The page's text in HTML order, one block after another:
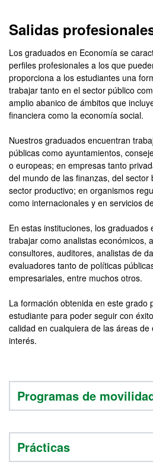
Salidas
Los graduados en Economía se
perfiles profesionales a los que
proporciona a los estudiantes una
trabajar tanto en el sector público
amplio abanico de ámbitos que
financiera como la economía social.
Nuestros graduados encuentran
públicas como ayuntamientos,
o europeas; en empresas tanto
del mundo de las finanzas, del
sector productivo; en organismos
como internacionales y en servicios
En estas instituciones, los graduados
trabajar como analistas económicos,
consultores, auditores, analistas de
evaluadores tanto de políticas
empresariales, entre muchos otros.
La formación obtenida en este grado
estudiante para poder seguir con
calidad en cualquiera de las áreas de
interés.
Programas de
Prácticas